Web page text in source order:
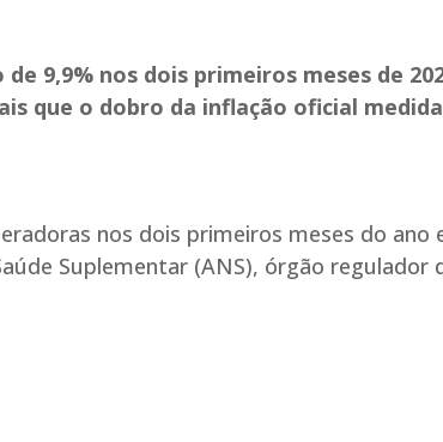
9,9% nos dois primeiros meses de
que o dobro da inflação oficial
nos dois primeiros meses do ano
Suplementar (ANS), órgão regulador